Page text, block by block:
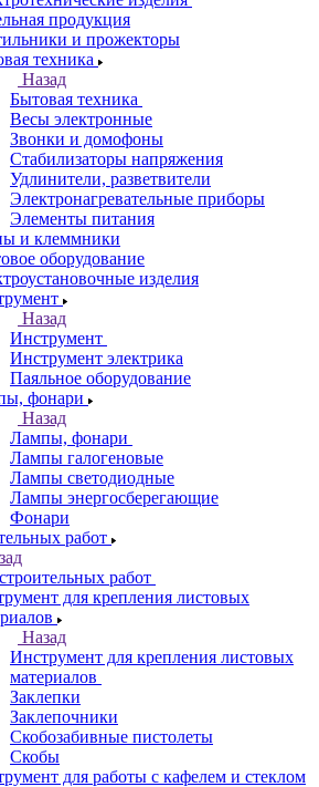
продукция
и прожекторы
техника
Назад
Бытовая техника
Весы электронные
Звонки и домофоны
Стабилизаторы напряжения
Удлинители, разветвители
Электронагревательные приборы
Элементы питания
и клеммники
оборудование
изделия
Назад
Инструмент
Инструмент электрика
Паяльное оборудование
фонари
Назад
Лампы, фонари
Лампы галогеновые
Лампы светодиодные
Лампы энергосберегающие
Фонари
работ
работ
для крепления листовых
Назад
Инструмент для крепления листовых
материалов
Заклепки
Заклепочники
Скобозабивные пистолеты
Скобы
для работы с кафелем и стеклом